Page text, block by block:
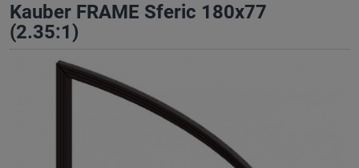
Kauber FRAME Sferic 180x77
(2.35:1)